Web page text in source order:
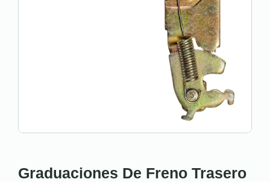
Graduaciones De Freno Trasero